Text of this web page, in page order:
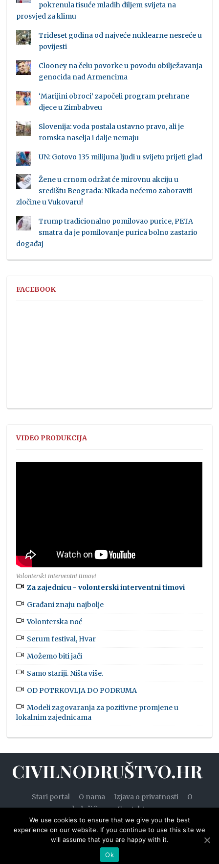
pokrenula tisuće mladih diljem svijeta na
prosvjed za klimu
Trideset godina od najveće nuklearne nesreće u
povijesti
Clooney na čelu povorke u povodu obilježavanja
genocida nad Armencima
‘Marijini obroci’ započeli program prehrane
djece u Zimbabveu
Slovenija: voda postala ustavno pravo, ali je
romska naselja i dalje nemaju
UN: Gotovo 135 milijuna ljudi u svijetu prijeti glad
Žene u crnom održat će mirovnu akciju u
središtu Beograda: Nikada nećemo zaboraviti
zločine u Vukovaru!
Trump tradicionalno pomilovao purice, PETA
smatra da je pomilovanje purica bolno zastario
događaj
FACEBOOK
VIDEO PRODUKCIJA
Volonterski interventni timovi
Za zajednicu - volonterski interventni timovi
Građani znaju najbolje
Volonterska noć
Serum festival, Hvar
Možemo biti jači
Samo stariji. Ništa više.
OD POTRKOVLJA DO PODRUMA
Modeli zagovaranja za pozitivne promjene u
lokalnim zajednicama
CIVILNODRUŠTVO.HR
Stari portal O nama Izjava o privatnosti
O
kolačićima
Kontakt
© 2020. — Civilnodruštvo.hr. Sva prava pridržana.
Designed by
We use cookies to ensure that we give you the best
experience on our website. If you continue to use this site we
will assume that you are happy with it.
Ok